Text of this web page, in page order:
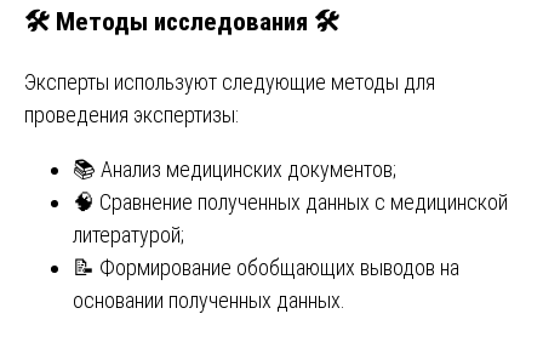
🛠 Методы исследования 🛠
Эксперты используют следующие методы для
проведения экспертизы:
📚 Анализ медицинских документов;
🧠 Сравнение полученных данных с медицинской
литературой;
📝 Формирование обобщающих выводов на
основании полученных данных.